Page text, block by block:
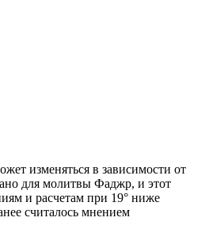
изменяться в зависимости от
для молитвы Фаджр, и этот
и расчетам при 19° ниже
считалось мнением